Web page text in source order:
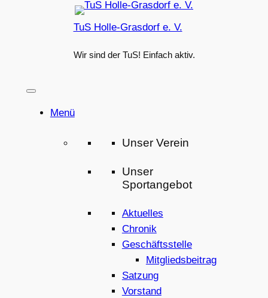
TuS Holle-Grasdorf e. V.
Wir sind der TuS! Einfach aktiv.
Menü
Unser Verein
Unser
Sportangebot
Aktuelles
Chronik
Geschäftsstelle
Mitgliedsbeitrag
Satzung
Vorstand